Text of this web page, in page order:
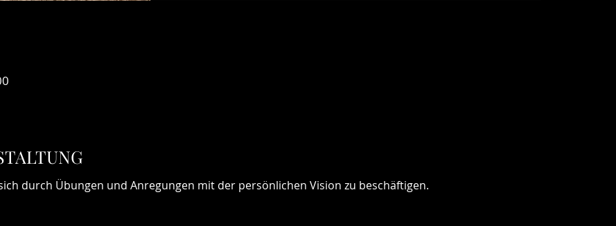
durch Übungen und Anregungen mit der persönlichen Vision zu beschäftigen.